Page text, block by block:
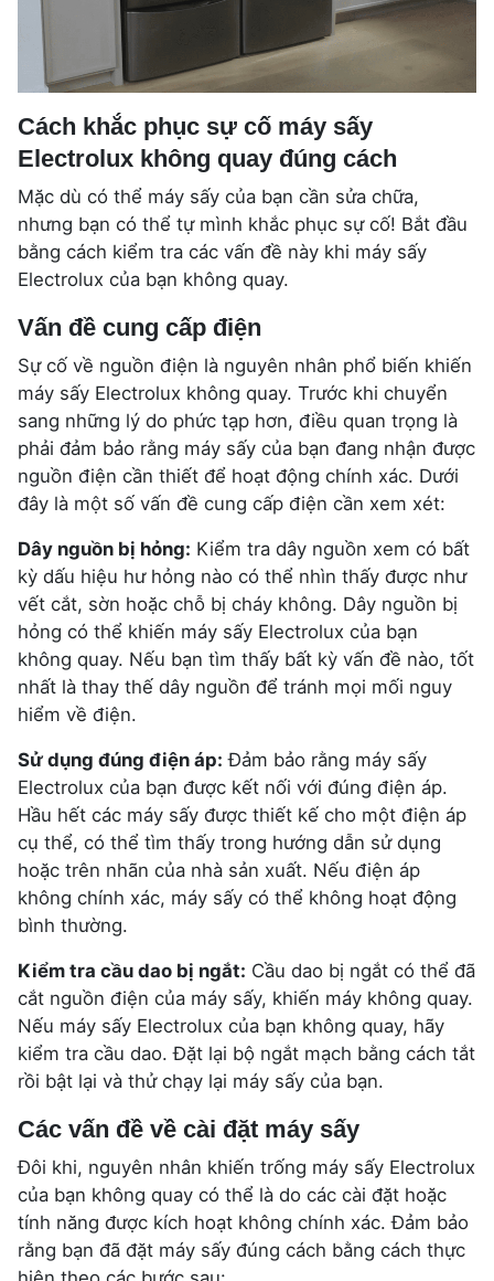
Cách khắc phục sự cố máy sấy
Electrolux không quay đúng cách
Mặc dù có thể máy sấy của bạn cần sửa chữa,
nhưng bạn có thể tự mình khắc phục sự cố! Bắt đầu
bằng cách kiểm tra các vấn đề này khi máy sấy
Electrolux của bạn không quay.
Vấn đề cung cấp điện
Sự cố về nguồn điện là nguyên nhân phổ biến khiến
máy sấy Electrolux không quay. Trước khi chuyển
sang những lý do phức tạp hơn, điều quan trọng là
phải đảm bảo rằng máy sấy của bạn đang nhận được
nguồn điện cần thiết để hoạt động chính xác. Dưới
đây là một số vấn đề cung cấp điện cần xem xét:
Dây nguồn bị hỏng: Kiểm tra dây nguồn xem có bất
kỳ dấu hiệu hư hỏng nào có thể nhìn thấy được như
vết cắt, sờn hoặc chỗ bị cháy không. Dây nguồn bị
hỏng có thể khiến máy sấy Electrolux của bạn
không quay. Nếu bạn tìm thấy bất kỳ vấn đề nào, tốt
nhất là thay thế dây nguồn để tránh mọi mối nguy
hiểm về điện.
Sử dụng đúng điện áp: Đảm bảo rằng máy sấy
Electrolux của bạn được kết nối với đúng điện áp.
Hầu hết các máy sấy được thiết kế cho một điện áp
cụ thể, có thể tìm thấy trong hướng dẫn sử dụng
hoặc trên nhãn của nhà sản xuất. Nếu điện áp
không chính xác, máy sấy có thể không hoạt động
bình thường.
Kiểm tra cầu dao bị ngắt: Cầu dao bị ngắt có thể đã
cắt nguồn điện của máy sấy, khiến máy không quay.
Nếu máy sấy Electrolux của bạn không quay, hãy
kiểm tra cầu dao. Đặt lại bộ ngắt mạch bằng cách tắt
rồi bật lại và thử chạy lại máy sấy của bạn.
Các vấn đề về cài đặt máy sấy
Đôi khi, nguyên nhân khiến trống máy sấy Electrolux
của bạn không quay có thể là do các cài đặt hoặc
tính năng được kích hoạt không chính xác. Đảm bảo
rằng bạn đã đặt máy sấy đúng cách bằng cách thực